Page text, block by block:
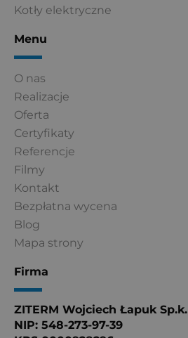
Kotły elektryczne
Menu
O nas
Realizacje
Oferta
Certyfikaty
Referencje
Filmy
Kontakt
Bezpłatna wycena
Blog
Mapa strony
Firma
ZITERM Wojciech Łapuk Sp.k.
NIP: 548-273-97-39